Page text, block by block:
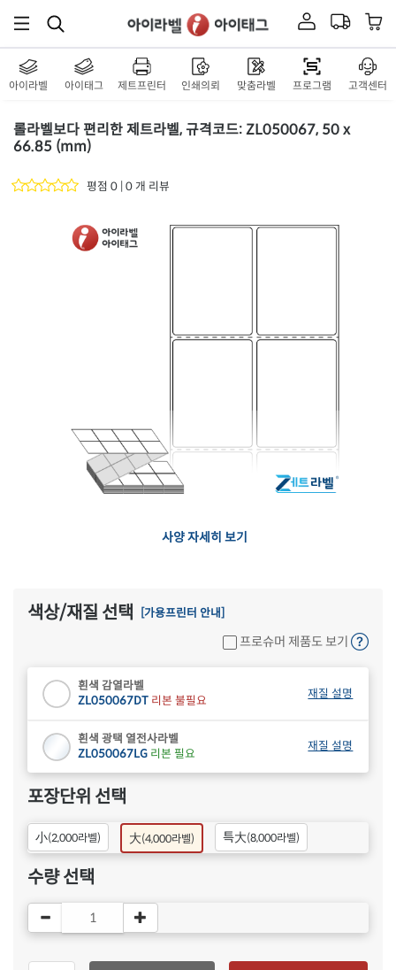
아이라벨 아이태그 제트프린터 인쇄의뢰 맞춤라벨 프로그램 고객센터
롤라벨보다 편리한 제트라벨, 규격코드: ZL050067, 50 x
66.85 (mm)
평점 0 | 0 개 리뷰
사양 자세히 보기
색상/재질 선택 [가용프린터 안내]
프로슈머 제품도 보기
흰색 감열라벨
ZL050067DT 리본 불필요
재질 설명
흰색 광택 열전사라벨
ZL050067LG 리본 필요
재질 설명
포장단위 선택
小(2,000라벨) 大(4,000라벨) 특大(8,000라벨)
수량 선택